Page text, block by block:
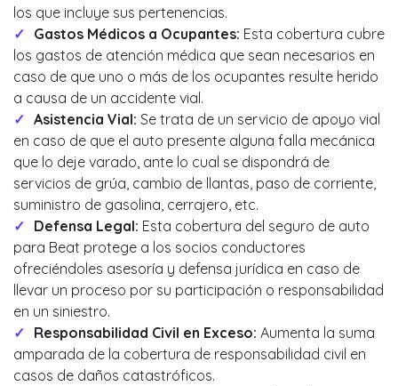
los que incluye sus pertenencias.
Gastos Médicos a Ocupantes: Esta cobertura cubre
los gastos de atención médica que sean necesarios en
caso de que uno o más de los ocupantes resulte herido
a causa de un accidente vial.
Asistencia Vial: Se trata de un servicio de apoyo vial
en caso de que el auto presente alguna falla mecánica
que lo deje varado, ante lo cual se dispondrá de
servicios de grúa, cambio de llantas, paso de corriente,
suministro de gasolina, cerrajero, etc.
Defensa Legal: Esta cobertura del seguro de auto
para Beat protege a los socios conductores
ofreciéndoles asesoría y defensa jurídica en caso de
llevar un proceso por su participación o responsabilidad
en un siniestro.
Responsabilidad Civil en Exceso: Aumenta la suma
amparada de la cobertura de responsabilidad civil en
casos de daños catastróficos.